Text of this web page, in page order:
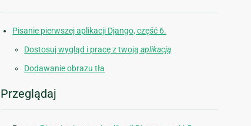
Pisanie pierwszej aplikacji Django, część 6.
Dostosuj wygląd i pracę z twojąaplikacją
Dodawanie obrazu tła
Przeglądaj